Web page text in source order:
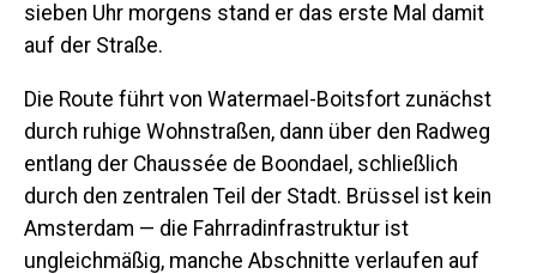
sieben Uhr morgens stand er das erste Mal damit
auf der Straße.
Die Route führt von Watermael-Boitsfort zunächst
durch ruhige Wohnstraßen, dann über den Radweg
entlang der Chaussée de Boondael, schließlich
durch den zentralen Teil der Stadt. Brüssel ist kein
Amsterdam — die Fahrradinfrastruktur ist
ungleichmäßig, manche Abschnitte verlaufen auf